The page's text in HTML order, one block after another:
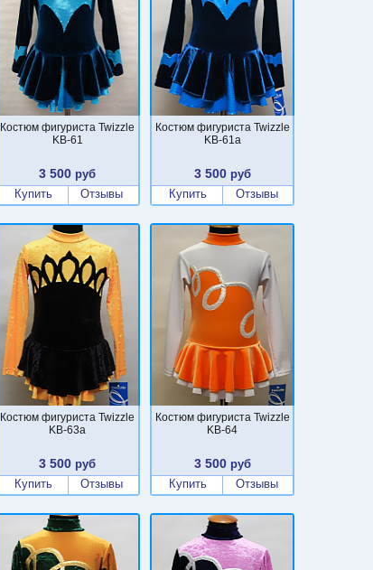
Костюм фигуриста Twizzle
KB-61
3 500 руб
Купить
Отзывы
Костюм фигуриста Twizzle
KB-61a
3 500руб
Купить
Отзывы
Костюм фигуриста Twizzle
KB-63a
3 500 руб
Купить
Отзывы
Костюм фигуриста Twizzle
KB-64
3 500руб
Купить
Отзывы